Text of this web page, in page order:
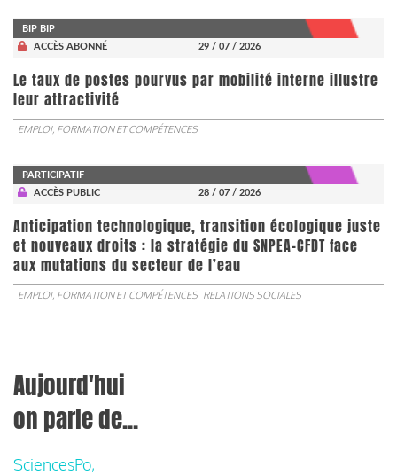
BIP BIP
ACCÈS ABONNÉ
29 / 07 / 2026
Le taux de postes pourvus par mobilité interne illustre
leur attractivité
EMPLOI, FORMATION ET COMPÉTENCES
PARTICIPATIF
ACCÈS PUBLIC
28 / 07 / 2026
Anticipation technologique, transition écologique juste
et nouveaux droits : la stratégie du SNPEA-CFDT face
aux mutations du secteur de l’eau
EMPLOI, FORMATION ET COMPÉTENCES RELATIONS SOCIALES
Aujourd'hui
on parle de...
SciencesPo,